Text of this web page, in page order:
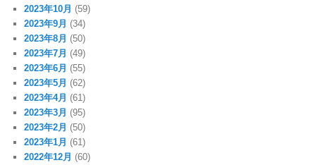
2023年10月 (59)
2023年9月 (34)
2023年8月 (50)
2023年7月 (49)
2023年6月 (55)
2023年5月 (62)
2023年4月 (61)
2023年3月 (95)
2023年2月 (50)
2023年1月 (61)
2022年12月 (60)